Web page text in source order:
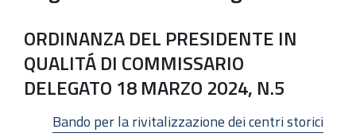
ORDINANZA DEL PRESIDENTE IN
QUALITÁ DI COMMISSARIO
DELEGATO 18 MARZO 2024, N.5
Bando per la rivitalizzazione dei centri storici